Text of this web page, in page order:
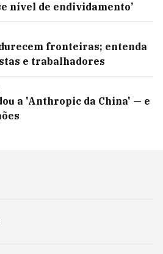
nível de endividamento’
fronteiras; entenda
e trabalhadores
a 'Anthropic da China' — e